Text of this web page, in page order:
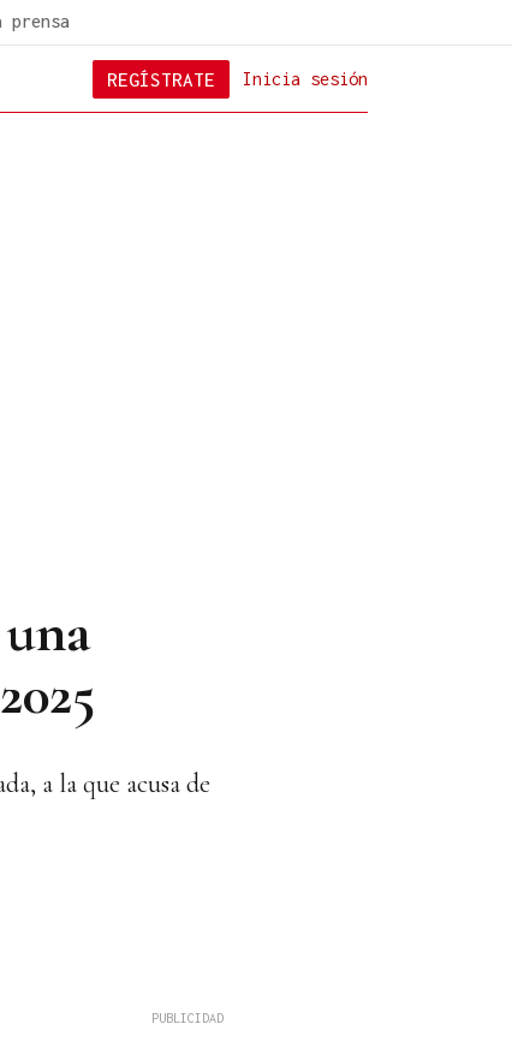
prensa
Inicia sesión
REGÍSTRATE
a la que acusa de